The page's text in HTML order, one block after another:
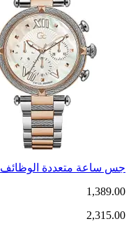
جس ساعة متعددة الوظائف Cablechic - رقم Y16002L1MF
1,389.00
2,315.00